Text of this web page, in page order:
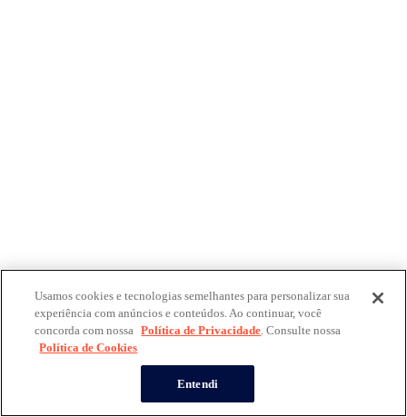
Usamos cookies e tecnologias semelhantes para personalizar sua
experiência com anúncios e conteúdos. Ao continuar, você
concorda com nossa Política de Privacidade. Consulte nossa
Política de Cookies
Entendi